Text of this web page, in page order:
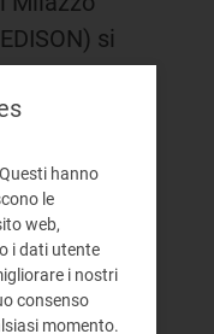
si
eccezioni
da
e
hanno
le
web,
i dati utente
i nostri
consenso
momento.